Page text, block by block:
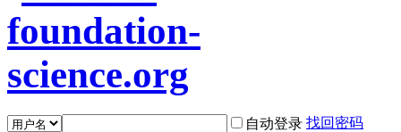
自动登录 找回密码